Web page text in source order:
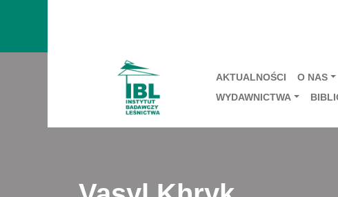
AKTUALNOŚCI O NAS
WYDAWNICTWA